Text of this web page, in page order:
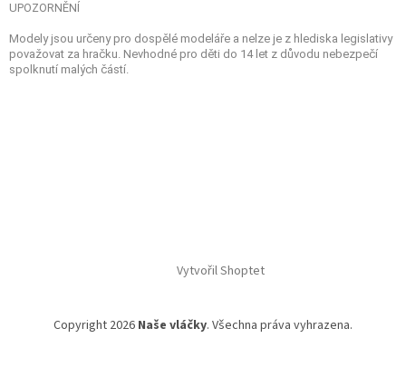
UPOZORNĚNÍ
Modely jsou určeny pro dospělé modeláře a nelze je z hlediska legislativy
považovat za hračku. Nevhodné pro děti do 14 let z důvodu nebezpečí
spolknutí malých částí.
Vytvořil Shoptet
Copyright 2026 Naše vláčky. Všechna práva vyhrazena.